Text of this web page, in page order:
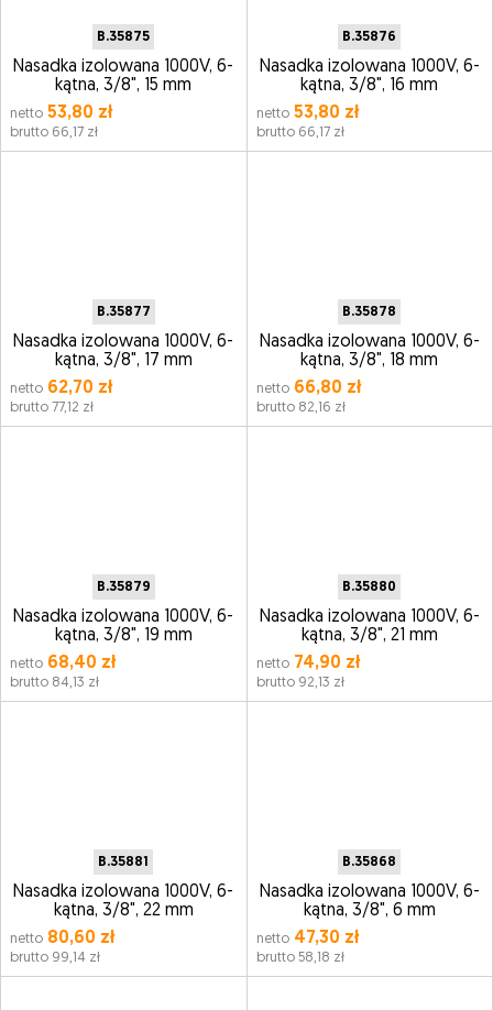
B.35875
Nasadka izolowana 1000V, 6-
kątna, 3/8", 15 mm
netto 53,80 zł
brutto 66,17 zł
B.35876
Nasadka izolowana 1000V, 6-
kątna, 3/8", 16 mm
netto53,80 zł
brutto 66,17 zł
B.35877
Nasadka izolowana 1000V, 6-
kątna, 3/8", 17 mm
netto 62,70 zł
brutto 77,12 zł
B.35878
Nasadka izolowana 1000V, 6-
kątna, 3/8", 18 mm
netto66,80 zł
brutto 82,16 zł
B.35879
Nasadka izolowana 1000V, 6-
kątna, 3/8", 19 mm
netto 68,40 zł
brutto 84,13 zł
B.35880
Nasadka izolowana 1000V, 6-
kątna, 3/8", 21 mm
netto74,90 zł
brutto 92,13 zł
B.35881
Nasadka izolowana 1000V, 6-
kątna, 3/8", 22 mm
netto 80,60 zł
brutto 99,14 zł
B.35868
Nasadka izolowana 1000V, 6-
kątna, 3/8", 6 mm
netto47,30 zł
brutto 58,18 zł